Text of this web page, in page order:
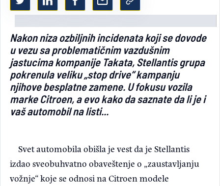
Nakon niza ozbiljnih incidenata koji se dovode
u vezu sa problematičnim vazdušnim
jastucima kompanije Takata, Stellantis grupa
pokrenula veliku „stop drive“ kampanju
njihove besplatne zamene. U fokusu vozila
marke Citroen, a evo kako da saznate da li je i
vaš automobil na listi...
Svet automobila obišla je vest da je Stellantis
izdao sveobuhvatno obaveštenje o „zaustavljanju
vožnje“ koje se odnosi na Citroen modele